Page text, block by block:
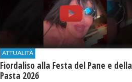
ATTUALITÀ
Fiordaliso alla Festa del Pane e della
Pasta 2026